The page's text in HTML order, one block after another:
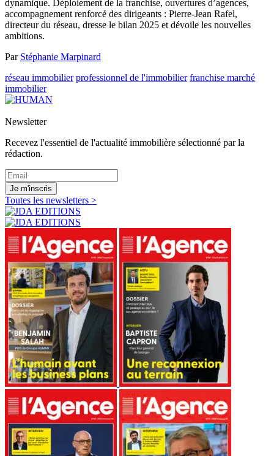
dynamique. Déploiement de la franchise, ouvertures d’agences,
accompagnement renforcé des dirigeants : Pierre-Jean Rafel,
directeur du réseau, dresse le bilan 2025 et dévoile les nouvelles
ambitions.
Par Stéphanie Marpinard
réseau immobilier professionnel de l'immobilier franchise marché
immobilier
Newsletter
Recevez l'essentiel de l'actualité immobilière sélectionné par la
rédaction.
Je m'inscris
Toutes les newsletters >